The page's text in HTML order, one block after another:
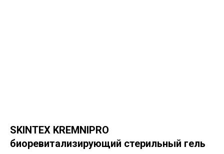
SKINTEX KREMNIPRO
биоревитализирующий стерильный гель